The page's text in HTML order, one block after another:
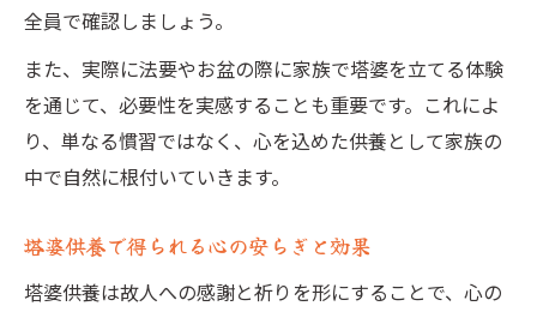
全員で確認しましょう。
また、実際に法要やお盆の際に家族で塔婆を立てる体験
を通じて、必要性を実感することも重要です。これによ
り、単なる慣習ではなく、心を込めた供養として家族の
中で自然に根付いていきます。
塔婆供養で得られる心の安らぎと効果
塔婆供養は故人への感謝と祈りを形にすることで、心の